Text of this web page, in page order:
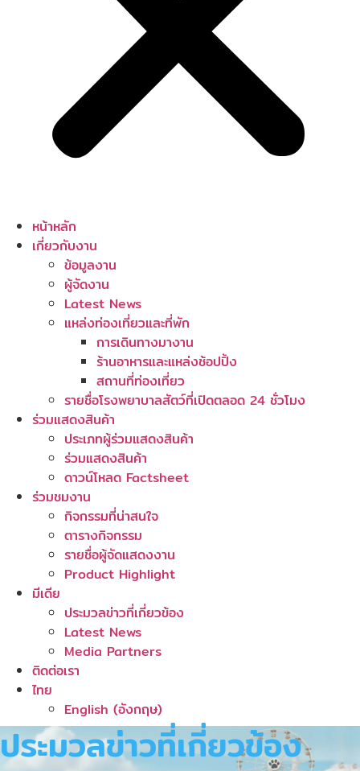
หน้าหลัก
เกี่ยวกับงาน
ข้อมูลงาน
ผู้จัดงาน
Latest News
แหล่งท่องเที่ยวและที่พัก
การเดินทางมางาน
ร้านอาหารและแหล่งช้อปปิ้ง
สถานที่ท่องเที่ยว
รายชื่อโรงพยาบาลสัตว์ที่เปิดตลอด 24 ชั่วโมง
ร่วมแสดงสินค้า
ประเภทผู้ร่วมแสดงสินค้า
ร่วมแสดงสินค้า
ดาวน์โหลด Factsheet
ร่วมชมงาน
กิจกรรมที่น่าสนใจ
ตารางกิจกรรม
รายชื่อผู้จัดแสดงงาน
Product Highlight
มีเดีย
ประมวลข่าวที่เกี่ยวข้อง
Latest News
Media Partners
ติดต่อเรา
ไทย
English (อังกฤษ)
ประมวลข่าวที่เกี่ยวข้อง